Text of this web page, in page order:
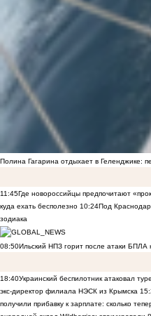
Полина Гагарина отдыхает в Геленджике:
11:45Где новороссийцы предпочитают
куда ехать бесполезно 10:24Под
зодиака
08:50Ильский НПЗ горит после атаки БПЛА
18:40Украинский беспилотник атаковал
экс-директор филиала НЭСК из Крымска
получили прибавку к зарплате: сколько